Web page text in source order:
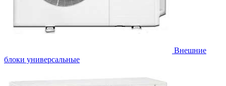
Внешние
блоки универсальные